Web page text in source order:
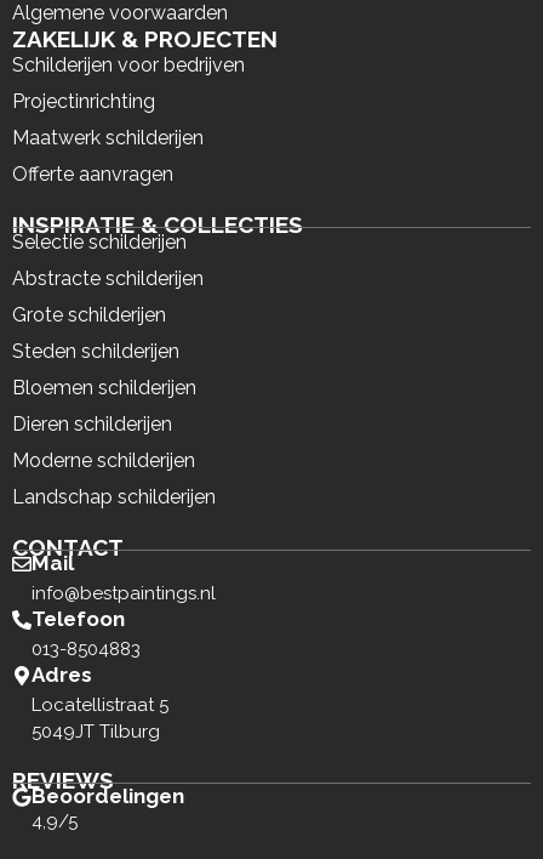
Algemene voorwaarden
ZAKELIJK & PROJECTEN
Schilderijen voor bedrijven
Projectinrichting
Maatwerk schilderijen
Offerte aanvragen
INSPIRATIE & COLLECTIES
Selectie schilderijen
Abstracte schilderijen
Grote schilderijen
Steden schilderijen
Bloemen schilderijen
Dieren schilderijen
Moderne schilderijen
Landschap schilderijen
CONTACT
Mail
info@bestpaintings.nl
Telefoon
013-8504883
Adres
Locatellistraat 5
5049JT Tilburg
REVIEWS
Beoordelingen
4,9/5